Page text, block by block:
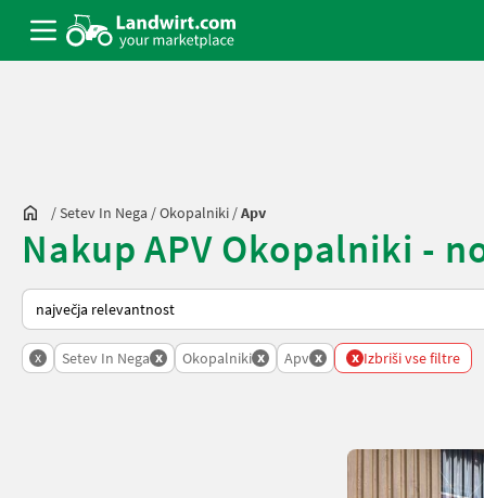
/Setev In Nega /Okopalniki /Apv
Nakup APV Okopalniki -
Tako je razvrščeno na Landwirt.com
x Setev In Nega x Okopalniki x Apv x x Izbriši vse filtre